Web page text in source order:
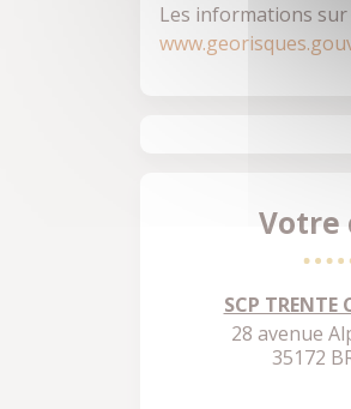
Les informations sur
Votre
SCP TRENTE
28 avenue
35172